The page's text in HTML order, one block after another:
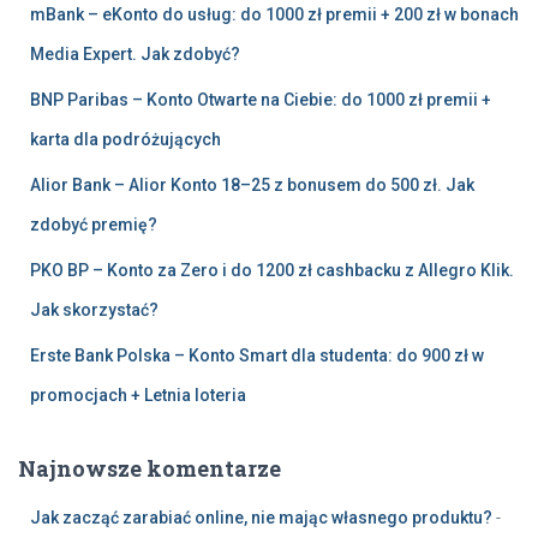
mBank – eKonto do usług: do 1000 zł premii + 200 zł w bonach
Media Expert. Jak zdobyć?
BNP Paribas – Konto Otwarte na Ciebie: do 1000 zł premii +
karta dla podróżujących
Alior Bank – Alior Konto 18–25 z bonusem do 500 zł. Jak
zdobyć premię?
PKO BP – Konto za Zero i do 1200 zł cashbacku z Allegro Klik.
Jak skorzystać?
Erste Bank Polska – Konto Smart dla studenta: do 900 zł w
promocjach + Letnia loteria
Najnowsze komentarze
Jak zacząć zarabiać online, nie mając własnego produktu? -